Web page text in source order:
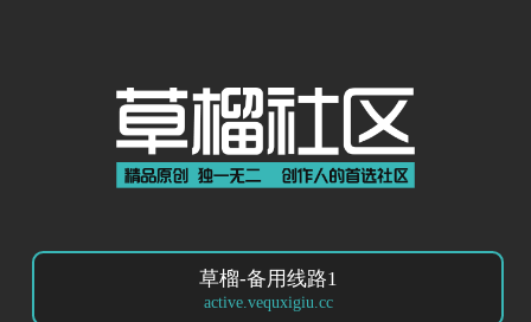
草榴-备用线路1
active.vequxigiu.cc